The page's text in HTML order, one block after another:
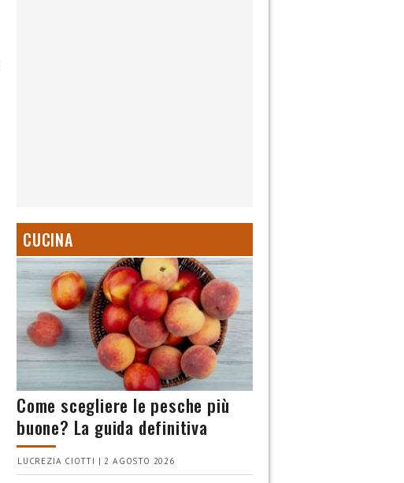
CUCINA
Come scegliere le pesche più
buone? La guida definitiva
LUCREZIA CIOTTI | 2 AGOSTO 2026